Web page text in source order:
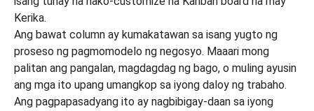
Ang bawat column ay kumakatawan sa isang yugto ng
proseso ng pagmomodelo ng negosyo. Maaari mong
palitan ang pangalan, magdagdag ng bago, o muling ayusin
ang mga ito upang umangkop sa iyong daloy ng trabaho.
Ang pagpapasadyang ito ay nagbibigay-daan sa iyong